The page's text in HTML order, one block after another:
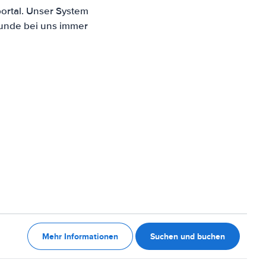
Unser System
bei uns immer
Mehr Informationen Suchen und buchen